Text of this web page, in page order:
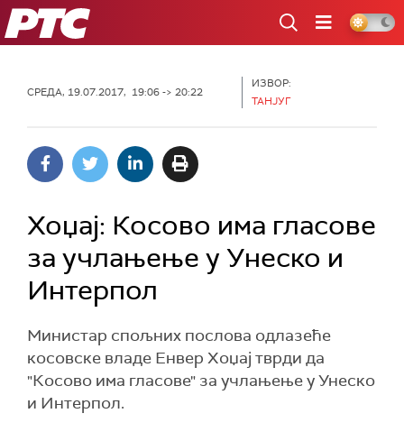
РТС
СРЕДА, 19.07.2017, 19:06 -> 20:22
ИЗВОР:
TAНЈУГ
Хоџај: Косово има гласове
за учлањење у Унеско и
Интерпол
Mинистар спољних послова одлазеће
косовске владе Енвер Хоџај тврди да
"Косово има гласове" за учлањење у Унеско
и Интерпол.